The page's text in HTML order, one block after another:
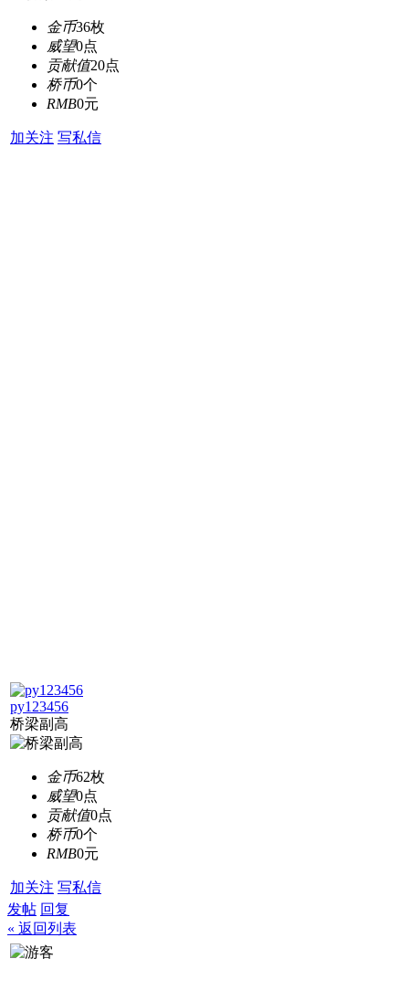
金币36枚
威望0点
贡献值20点
桥币0个
RMB0元
加关注 写私信
py123456
桥梁副高
金币62枚
威望0点
贡献值0点
桥币0个
RMB0元
加关注 写私信
发帖 回复
« 返回列表